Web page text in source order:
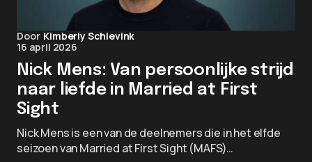
Door Kimberly Schievink
16 april 2026
Nick Mens: Van persoonlijke strijd
naar liefde in Married at First
Sight
Nick Mens is een van de deelnemers die in het elfde
seizoen van Married at First Sight (MAFS)…